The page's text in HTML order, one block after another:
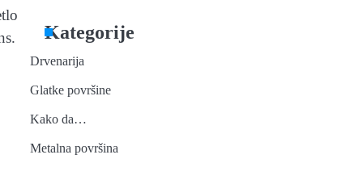
Kategorije
Drvenarija
Glatke površine
Kako da…
Metalna površina